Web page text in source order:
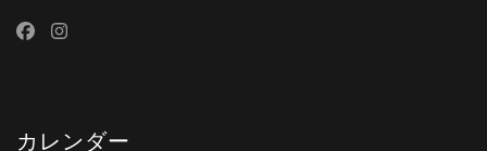
カレンダー